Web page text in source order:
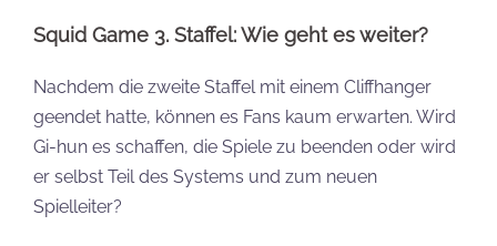
Squid Game 3. Staffel: Wie geht es weiter?
Nachdem die zweite Staffel mit einem Cliffhanger
geendet hatte, können es Fans kaum erwarten. Wird
Gi-hun es schaffen, die Spiele zu beenden oder wird
er selbst Teil des Systems und zum neuen
Spielleiter?